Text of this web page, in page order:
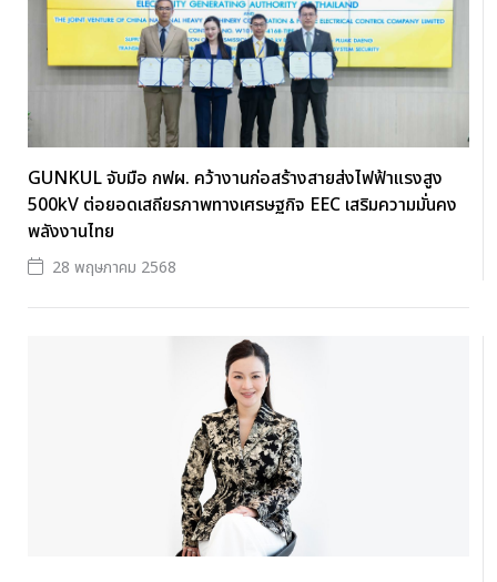
GUNKUL จับมือ กฟผ. คว้างานก่อสร้างสายส่งไฟฟ้าแรงสูง
500kV ต่อยอดเสถียรภาพทางเศรษฐกิจ EEC เสริมความมั่นคง
พลังงานไทย
28 พฤษภาคม 2568